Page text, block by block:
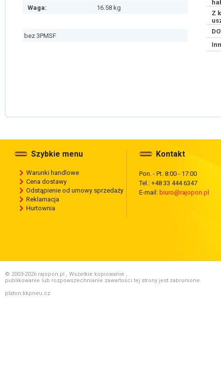
Waga:
16.58 kg
bez 3PMSF
Z
Szybkie menu
Warunki handlowe
Cena dostawy
Odstąpienie od umowy sprzedaży
Reklamacja
Hurtownia
Kontakt
Pon. - Pt. 8:00 - 17:00
Tel.: +48 33 444 6347
E-mail: biuro@rajopon.pl
© 2003-2026 rajopon.pl , Wszelkie kopiowanie ,
publikowanie lub rozpowszechnianie zawartości tej strony jest zabronione.
platon.kkpneu.cz